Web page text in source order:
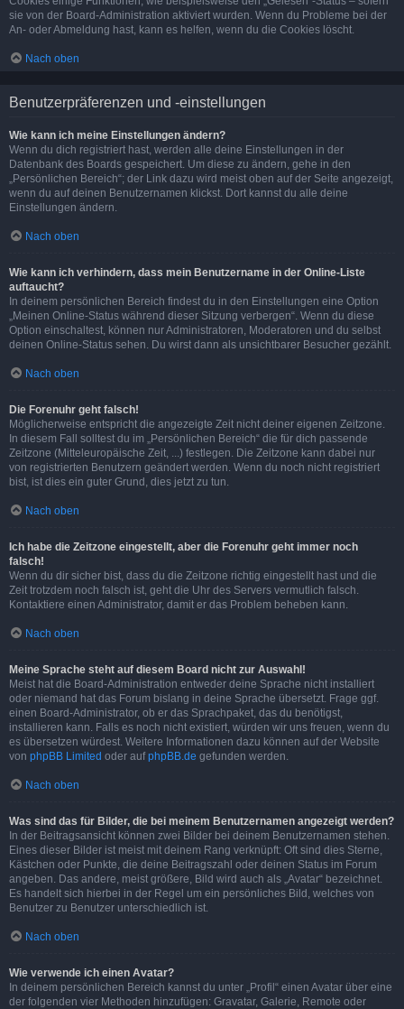
sie von der Board-Administration aktiviert wurden. Wenn du Probleme bei der
An- oder Abmeldung hast, kann es helfen, wenn du die Cookies löscht.
Nach oben
Benutzerpräferenzen und -einstellungen
Wie kann ich meine Einstellungen ändern?
Wenn du dich registriert hast, werden alle deine Einstellungen in der
Datenbank des Boards gespeichert. Um diese zu ändern, gehe in den
„Persönlichen Bereich“; der Link dazu wird meist oben auf der Seite angezeigt,
wenn du auf deinen Benutzernamen klickst. Dort kannst du alle deine
Einstellungen ändern.
Nach oben
Wie kann ich verhindern, dass mein Benutzername in der Online-Liste
auftaucht?
In deinem persönlichen Bereich findest du in den Einstellungen eine Option
„Meinen Online-Status während dieser Sitzung verbergen“. Wenn du diese
Option einschaltest, können nur Administratoren, Moderatoren und du selbst
deinen Online-Status sehen. Du wirst dann als unsichtbarer Besucher gezählt.
Nach oben
Die Forenuhr geht falsch!
Möglicherweise entspricht die angezeigte Zeit nicht deiner eigenen Zeitzone.
In diesem Fall solltest du im „Persönlichen Bereich“ die für dich passende
Zeitzone (Mitteleuropäische Zeit, ...) festlegen. Die Zeitzone kann dabei nur
von registrierten Benutzern geändert werden. Wenn du noch nicht registriert
bist, ist dies ein guter Grund, dies jetzt zu tun.
Nach oben
Ich habe die Zeitzone eingestellt, aber die Forenuhr geht immer noch
falsch!
Wenn du dir sicher bist, dass du die Zeitzone richtig eingestellt hast und die
Zeit trotzdem noch falsch ist, geht die Uhr des Servers vermutlich falsch.
Kontaktiere einen Administrator, damit er das Problem beheben kann.
Nach oben
Meine Sprache steht auf diesem Board nicht zur Auswahl!
Meist hat die Board-Administration entweder deine Sprache nicht installiert
oder niemand hat das Forum bislang in deine Sprache übersetzt. Frage ggf.
einen Board-Administrator, ob er das Sprachpaket, das du benötigst,
installieren kann. Falls es noch nicht existiert, würden wir uns freuen, wenn du
es übersetzen würdest. Weitere Informationen dazu können auf der Website
von phpBB Limited oder aufphpBB.de gefunden werden.
Nach oben
Was sind das für Bilder, die bei meinem Benutzernamen angezeigt werden?
In der Beitragsansicht können zwei Bilder bei deinem Benutzernamen stehen.
Eines dieser Bilder ist meist mit deinem Rang verknüpft: Oft sind dies Sterne,
Kästchen oder Punkte, die deine Beitragszahl oder deinen Status im Forum
angeben. Das andere, meist größere, Bild wird auch als „Avatar“ bezeichnet.
Es handelt sich hierbei in der Regel um ein persönliches Bild, welches von
Benutzer zu Benutzer unterschiedlich ist.
Nach oben
Wie verwende ich einen Avatar?
In deinem persönlichen Bereich kannst du unter „Profil“ einen Avatar über eine
der folgenden vier Methoden hinzufügen: Gravatar, Galerie, Remote oder